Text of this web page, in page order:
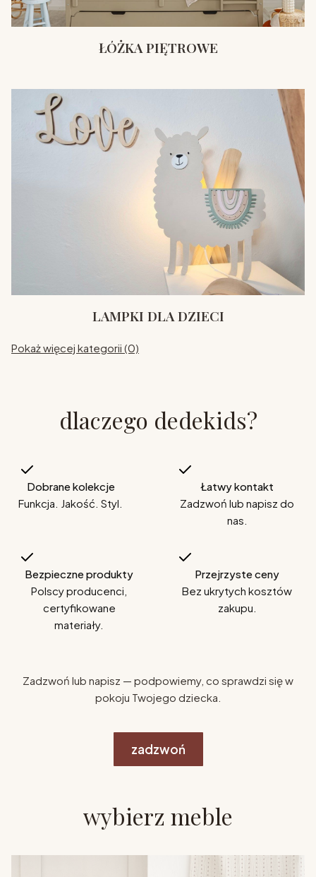
ŁÓŻKA PIĘTROWE
LAMPKI DLA DZIECI
Pokaż więcej kategorii (0)
dlaczego dedekids?
Dobrane kolekcje
Funkcja. Jakość. Styl.
Łatwy kontakt
Zadzwoń lub napisz do
nas.
Bezpieczne produkty
Polscy producenci,
certyfikowane
materiały.
Przejrzyste ceny
Bez ukrytych kosztów
zakupu.
Zadzwoń lub napisz — podpowiemy, co sprawdzi się w
pokoju Twojego dziecka.
zadzwoń
wybierz meble